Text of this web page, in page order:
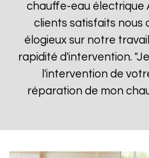
chauffe-eau électrique
clients satisfaits nous
élogieux sur notre
rapidité d'intervention.
l'intervention de
réparation de mon